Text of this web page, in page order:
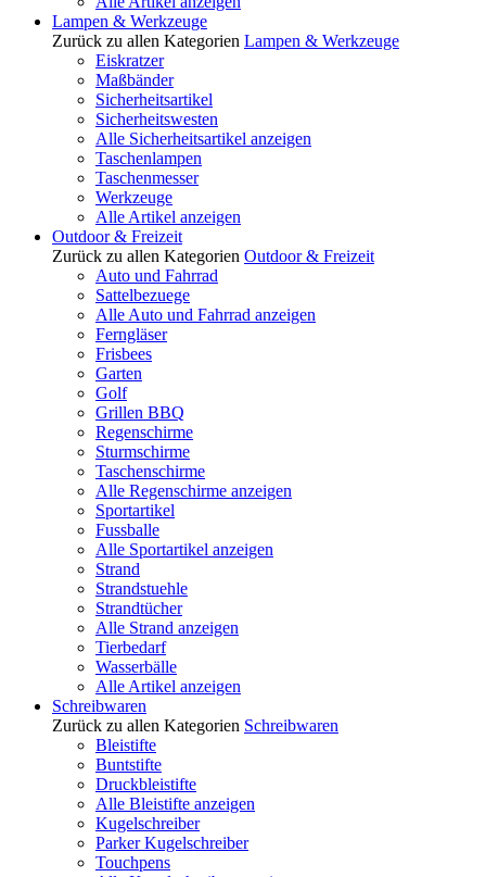
Lampen & Werkzeuge
Zurück zu allen Kategorien Lampen & Werkzeuge
Eiskratzer
Maßbänder
Sicherheitsartikel
Sicherheitswesten
Alle Sicherheitsartikel anzeigen
Taschenlampen
Taschenmesser
Werkzeuge
Alle Artikel anzeigen
Outdoor & Freizeit
Zurück zu allen Kategorien Outdoor & Freizeit
Auto und Fahrrad
Sattelbezuege
Alle Auto und Fahrrad anzeigen
Ferngläser
Frisbees
Garten
Golf
Grillen BBQ
Regenschirme
Sturmschirme
Taschenschirme
Alle Regenschirme anzeigen
Sportartikel
Fussballe
Alle Sportartikel anzeigen
Strand
Strandstuehle
Strandtücher
Alle Strand anzeigen
Tierbedarf
Wasserbälle
Alle Artikel anzeigen
Schreibwaren
Zurück zu allen Kategorien Schreibwaren
Bleistifte
Buntstifte
Druckbleistifte
Alle Bleistifte anzeigen
Kugelschreiber
Parker Kugelschreiber
Touchpens